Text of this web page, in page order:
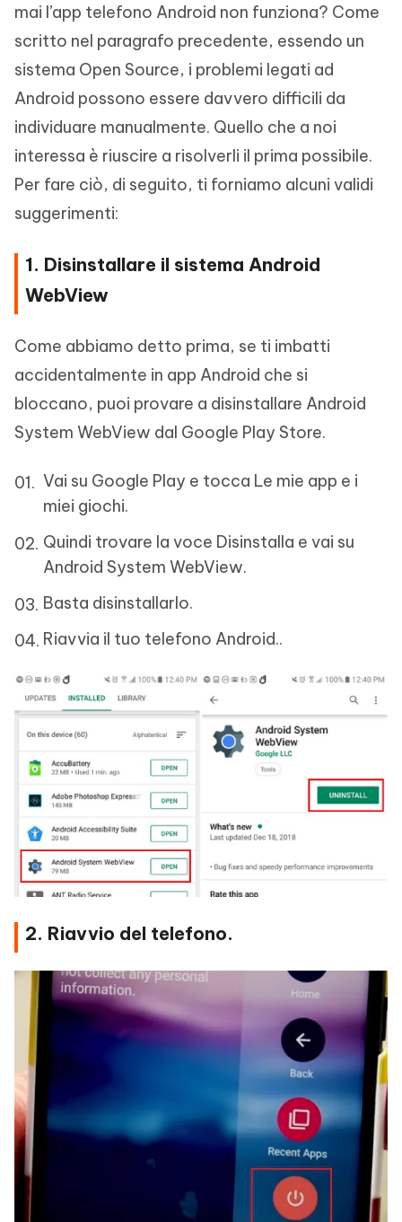
mai l’app telefono Android non funziona? Come
scritto nel paragrafo precedente, essendo un
sistema Open Source, i problemi legati ad
Android possono essere davvero difficili da
individuare manualmente. Quello che a noi
interessa è riuscire a risolverli il prima possibile.
Per fare ciò, di seguito, ti forniamo alcuni validi
suggerimenti:
1. Disinstallare il sistema Android
WebView
Come abbiamo detto prima, se ti imbatti
accidentalmente in app Android che si
bloccano, puoi provare a disinstallare Android
System WebView dal Google Play Store.
Vai su Google Play e tocca Le mie app e i
miei giochi.
Quindi trovare la voce Disinstalla e vai su
Android System WebView.
Basta disinstallarlo.
Riavvia il tuo telefono Android..
2. Riavvio del telefono.